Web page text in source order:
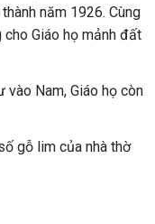
năm 1926. Cùng
cho Giáo họ mảnh đất
vào Nam, Giáo họ còn
gỗ lim của nhà thờ